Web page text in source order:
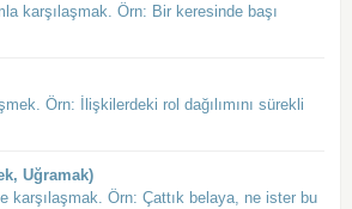
karşılaşmak. Örn: Bir keresinde başı
Örn: İlişkilerdeki rol dağılımını sürekli
Uğramak)
karşılaşmak. Örn: Çattık belaya, ne ister bu